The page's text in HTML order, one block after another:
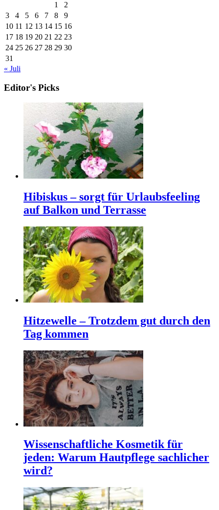
1
2
3
4 5 6 7 8
9
10 11 12 13 14 15 16
17 18 19 20 21 22 23
24 25 26 27 28 29 30
31
« Juli
Editor's Picks
Hibiskus – sorgt für Urlaubsfeeling
auf Balkon und Terrasse
Hitzewelle – Trotzdem gut durch den
Tag kommen
Wissenschaftliche Kosmetik für
jeden: Warum Hautpflege sachlicher
wird?